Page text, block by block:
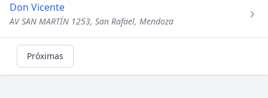
Don Vicente
AV SAN MARTÍN 1253, San Rafael, Mendoza
Próximas